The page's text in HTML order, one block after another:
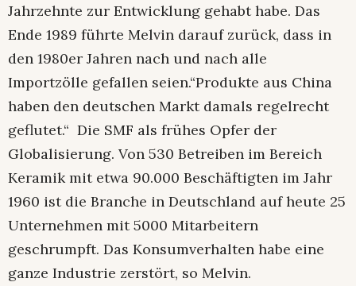
Jahrzehnte zur Entwicklung gehabt habe. Das
Ende 1989 führte Melvin darauf zurück, dass in
den 1980er Jahren nach und nach alle
Importzölle gefallen seien.“Produkte aus China
haben den deutschen Markt damals regelrecht
geflutet.“ Die SMF als frühes Opfer der
Globalisierung. Von 530 Betreiben im Bereich
Keramik mit etwa 90.000 Beschäftigten im Jahr
1960 ist die Branche in Deutschland auf heute 25
Unternehmen mit 5000 Mitarbeitern
geschrumpft. Das Konsumverhalten habe eine
ganze Industrie zerstört, so Melvin.